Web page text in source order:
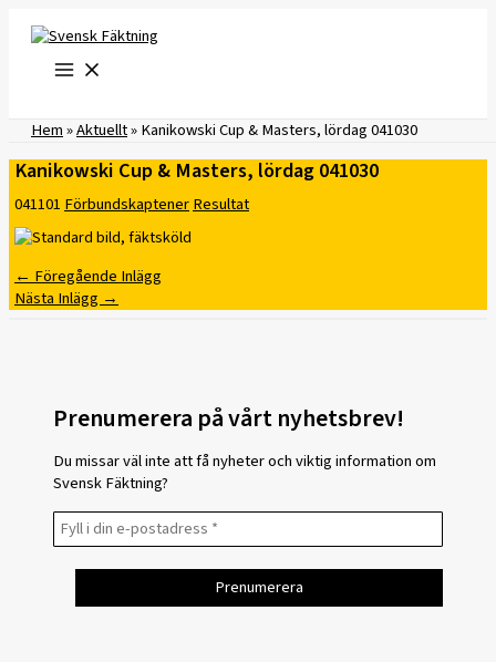
innehåll
Hem»Aktuellt»Kanikowski Cup & Masters, lördag 041030
Kanikowski Cup & Masters, lördag 041030
041101FörbundskaptenerResultat
← Föregående Inlägg
Nästa Inlägg →
Prenumerera på vårt nyhetsbrev!
Du missar väl inte att få nyheter och viktig information om
Svensk Fäktning?